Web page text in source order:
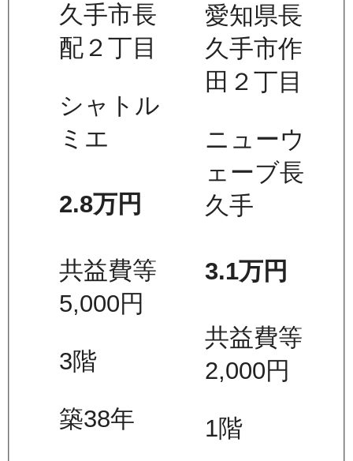
久手市長
配２丁目
シャトル
ミエ
2.8万円
共益費等
5,000円
3階
築38年
愛知県長
久手市作
田２丁目
ニューウ
ェーブ長
久手
3.1万円
共益費等
2,000円
1階